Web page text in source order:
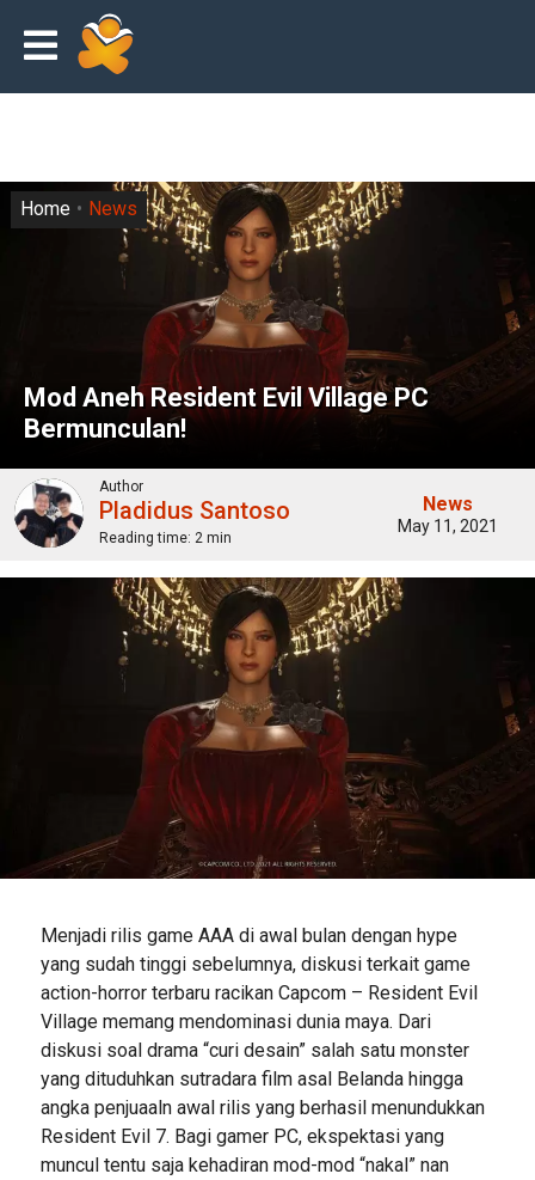
Mod Aneh Resident Evil Village PC
Bermunculan!
Home News
Author
Pladidus Santoso
Reading time: 2 min
News
May 11, 2021
Menjadi rilis game AAA di awal bulan dengan hype
yang sudah tinggi sebelumnya, diskusi terkait game
action-horror terbaru racikan Capcom – Resident Evil
Village memang mendominasi dunia maya. Dari
diskusi soal drama “curi desain” salah satu monster
yang dituduhkan sutradara film asal Belanda hingga
angka penjuaaln awal rilis yang berhasil menundukkan
Resident Evil 7. Bagi gamer PC, ekspektasi yang
muncul tentu saja kehadiran mod-mod “nakal” nan